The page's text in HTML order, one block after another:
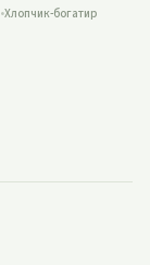
•Хлопчик-богатир